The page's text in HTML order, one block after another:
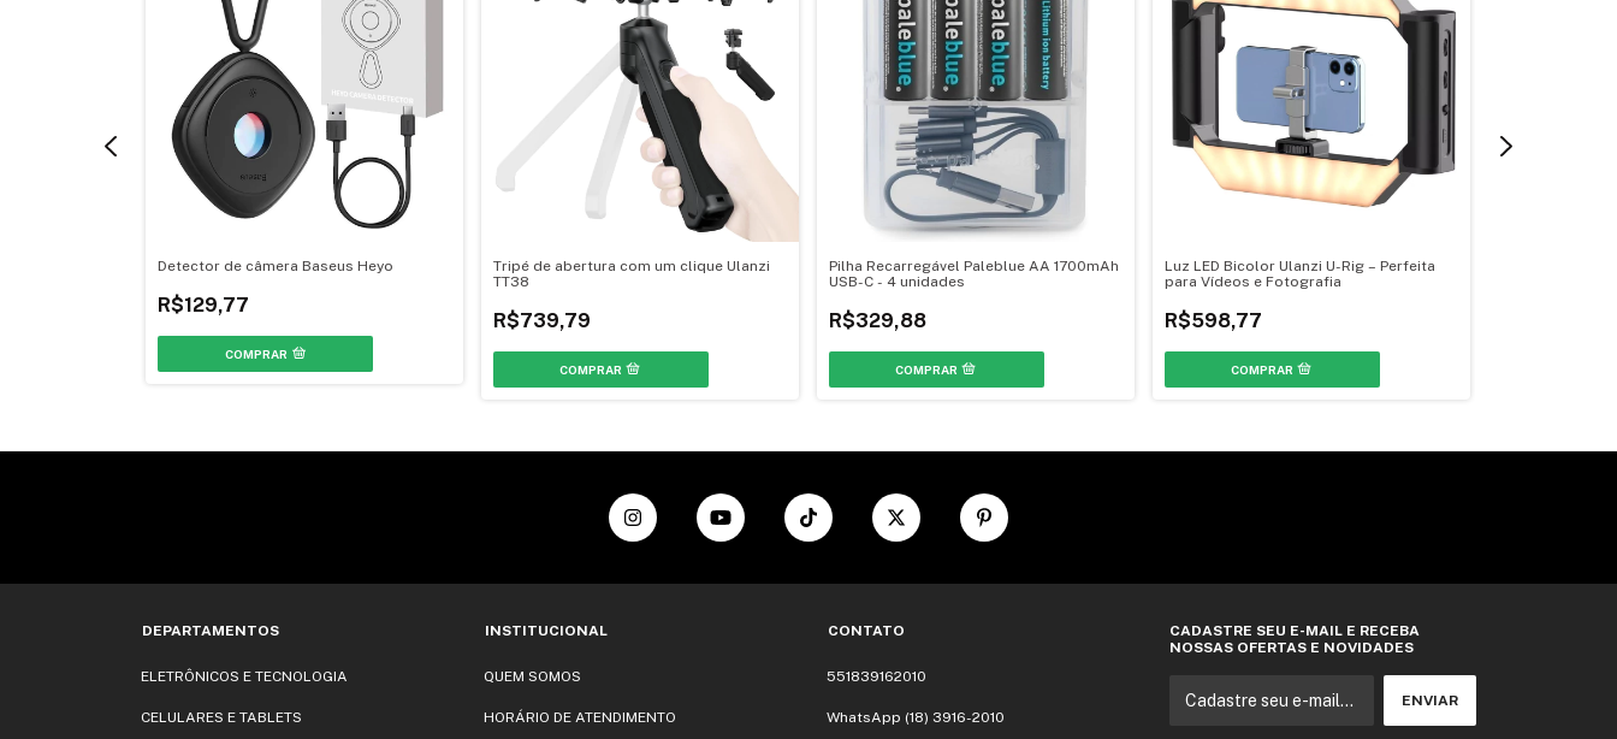
Detector de câmera Baseus Heyo
R$129,77
COMPRAR
Tripé de abertura com um clique Ulanzi
TT38
R$739,79
Pilha Recarregável Paleblue AA 1700mAh
USB-C - 4 unidades
R$329,88
Luz LED Bicolor Ulanzi U-Rig – Perfeita
para Vídeos e Fotografia
R$598,77
DEPARTAMENTOS
ELETRÔNICOS E TECNOLOGIA
CELULARES E TABLETS
INSTITUCIONAL
QUEM SOMOS
HORÁRIO DE ATENDIMENTO
CONTATO
551839162010
WhatsApp (18) 3916-2010
CADASTRE SEU E-MAIL E RECEBA
NOSSAS OFERTAS E NOVIDADES